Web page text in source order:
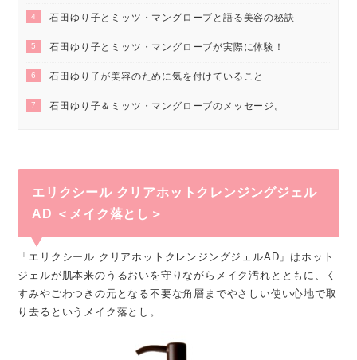
4 石田ゆり子とミッツ・マングローブと語る美容の秘訣
5 石田ゆり子とミッツ・マングローブが実際に体験！
6 石田ゆり子が美容のために気を付けていること
7 石田ゆり子＆ミッツ・マングローブのメッセージ。
エリクシール クリアホットクレンジングジェル
AD ＜メイク落とし＞
「エリクシール クリアホットクレンジングジェルAD」はホット
ジェルが肌本来のうるおいを守りながらメイク汚れとともに、く
すみやごわつきの元となる不要な角層までやさしい使い心地で取
り去るというメイク落とし。